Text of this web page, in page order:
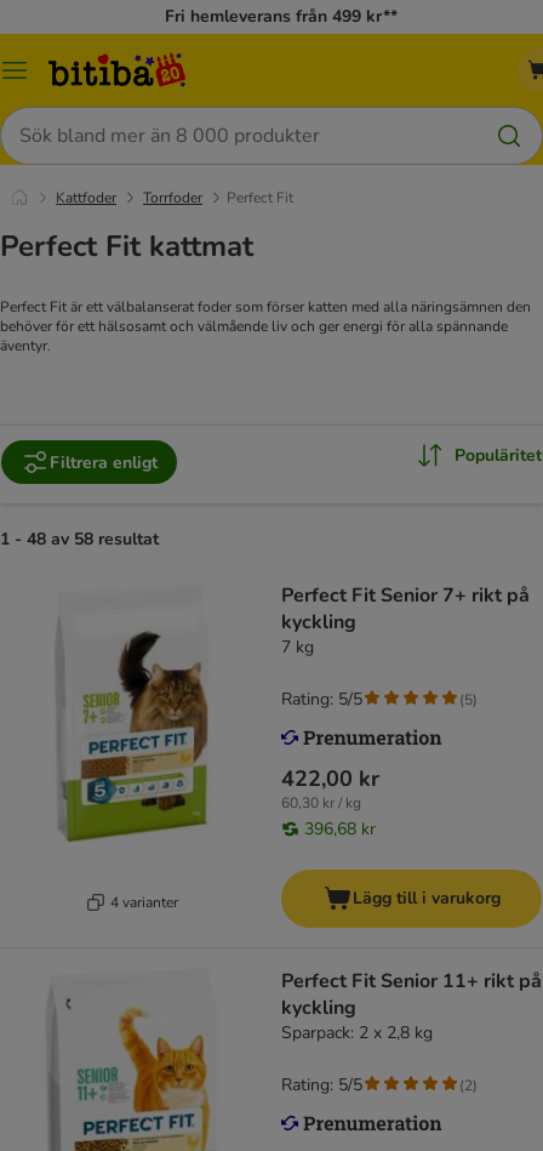
Fri hemleverans från 499 kr**
Meny
Sök
Kattfoder Torrfoder Perfect Fit
Perfect Fit kattmat
Perfect Fit är ett välbalanserat foder som förser katten med alla näringsämnen den
behöver för ett hälsosamt och välmående liv och ger energi för alla spännande
äventyr.
Filtrera enligt Populäritet
1 - 48 av 58 resultat
4 varianter
Perfect Fit Senior 7+ rikt på
kyckling
7 kg
422,00 kr
60,30 kr / kg
396,68 kr
Rating: 5/5 (5)
Lägg till i varukorg
Perfect Fit Senior 11+ rikt på
kyckling
Sparpack: 2 x 2,8 kg
Rating: 5/5 (2)